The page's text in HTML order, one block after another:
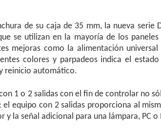
de su caja de 35 mm, la nueva serie
se utilizan en la mayoría de los
mejoras como la alimentación
colores y parpadeos indica el
reinicio automático.
1 o 2 salidas con el fin de controlar no
el equipo con 2 salidas proporciona al
la señal adicional para una lámpara, PC o